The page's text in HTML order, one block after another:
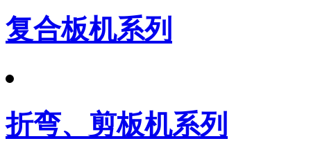
复合板机系列
折弯、剪板机系列